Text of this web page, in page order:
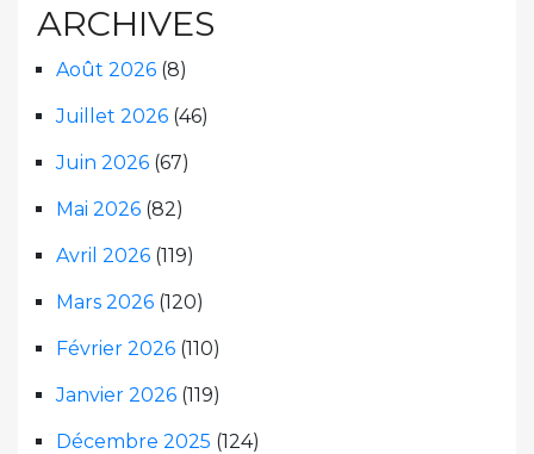
ARCHIVES
Août 2026 (8)
Juillet 2026 (46)
Juin 2026 (67)
Mai 2026 (82)
Avril 2026 (119)
Mars 2026 (120)
Février 2026 (110)
Janvier 2026 (119)
Décembre 2025 (124)